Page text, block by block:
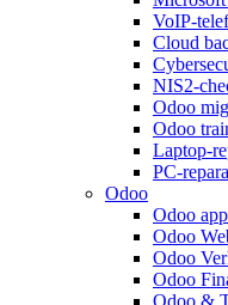
VoIP-
Cloud
NIS2-
Odoo
Odoo
Laptop-
PC-
Odoo
Odoo
Odoo
Odoo
Odoo